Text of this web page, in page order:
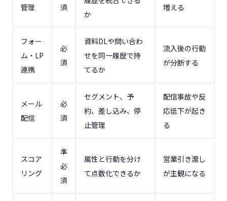
管理 須
か
増える
フォー
ム・LP
連携
必
須
資料DLや問い合わ
せを同一履歴で持
てるか
流入後の行動
が分断する
メール
配信
必
須
セグメント、予
約、差し込み、停
止管理
配信事故や反
応低下が起き
る
スコア
リング
準
必
須
属性と行動を分け
て点数化できるか
営業引き渡し
が主観になる